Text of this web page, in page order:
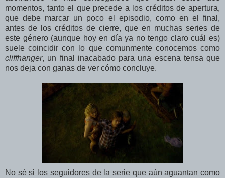
momentos, tanto el que precede a los créditos de apertura,
que debe marcar un poco el episodio, como en el final,
antes de los créditos de cierre, que en muchas series de
este género (aunque hoy en día ya no tengo claro cuál es)
suele coincidir con lo que comunmente conocemos como
cliffhanger, un final inacabado para una escena tensa que
nos deja con ganas de ver cómo concluye.
No sé si los seguidores de la serie que aún aguantan como